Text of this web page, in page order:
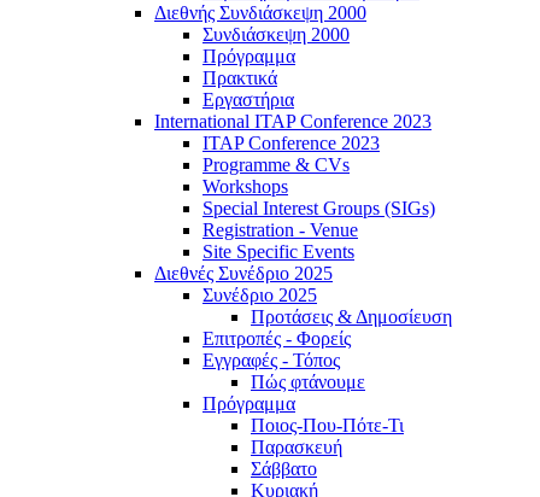
Διεθνής Συνδιάσκεψη 2000
Συνδιάσκεψη 2000
Πρόγραμμα
Πρακτικά
Εργαστήρια
International ITAP Conference 2023
ITAP Conference 2023
Programme & CVs
Workshops
Special Interest Groups (SIGs)
Registration - Venue
Site Specific Events
Διεθνές Συνέδριο 2025
Συνέδριο 2025
Προτάσεις & Δημοσίευση
Επιτροπές - Φορείς
Εγγραφές - Τόπος
Πώς φτάνουμε
Πρόγραμμα
Ποιος-Που-Πότε-Τι
Παρασκευή
Σάββατο
Κυριακή